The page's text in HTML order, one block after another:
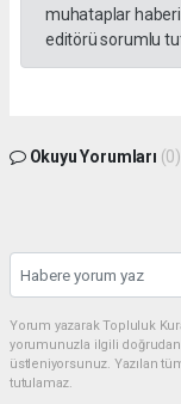
muhataplar
editörü sorumlu
Okuyu Yorumları (0)
Yorum yazarak Topluluk
yorumunuzla ilgili doğrudan
üstleniyorsunuz. Yazılan
tutulamaz.